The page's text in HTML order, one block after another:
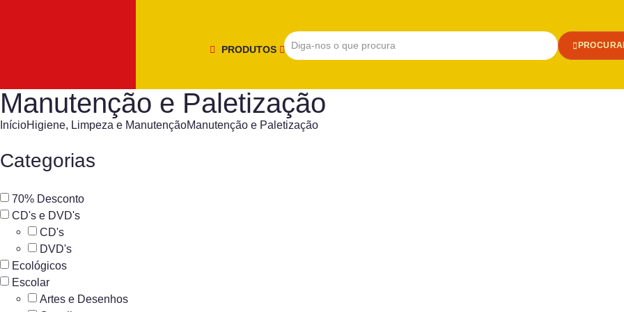
PRODUTOS
Manutenção e Paletização
InícioHigiene, Limpeza e ManutençãoManutenção e Paletização
Categorias
70% Desconto
CD's e DVD's
CD's
DVD's
Ecológicos
Escolar
Artes e Desenhos